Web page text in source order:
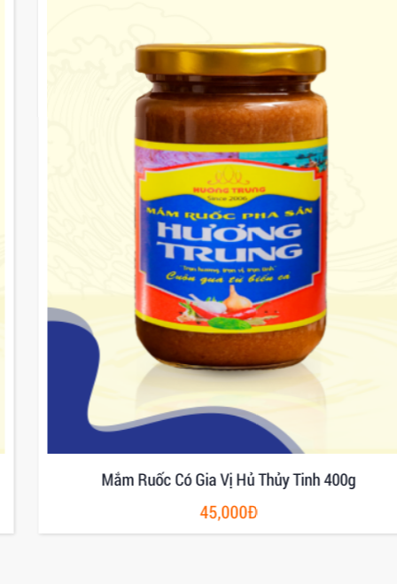
Mắm Ruốc Có Gia Vị Hủ Thủy Tinh 400g
45,000Đ